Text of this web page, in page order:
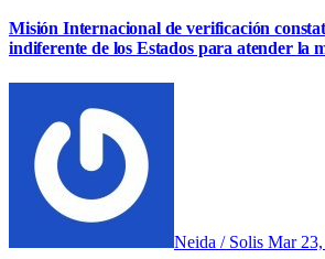
Misión Internacional de verificación
indiferente de los Estados para atender la
Neida / Solis Mar 23,